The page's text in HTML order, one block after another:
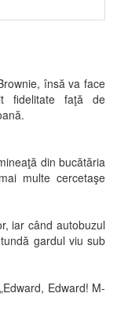
însă va face
fidelitate faţă de
din bucătăria
multe cercetaşe
iar când autobuzul
gardul viu sub
Edward! M-